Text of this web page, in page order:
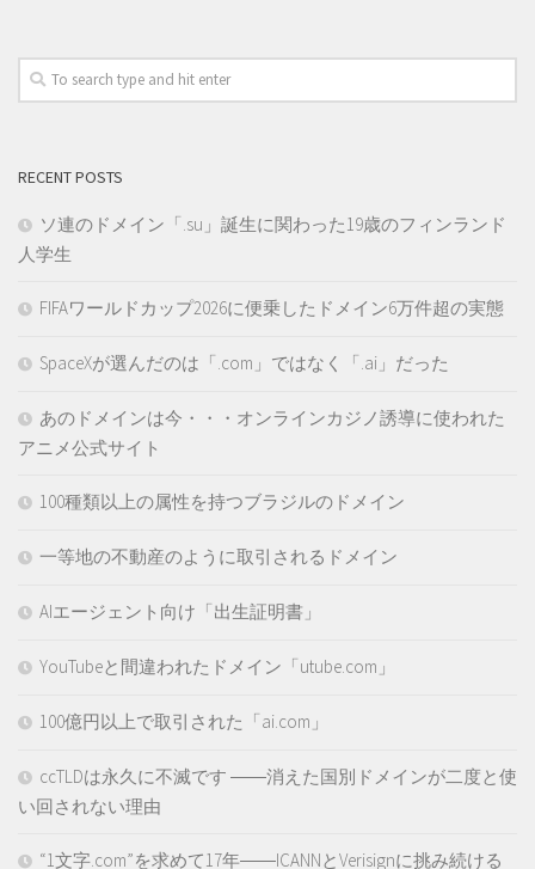
RECENT POSTS
ソ連のドメイン「.su」誕生に関わった19歳のフィンランド
人学生
FIFAワールドカップ2026に便乗したドメイン6万件超の実態
SpaceXが選んだのは「.com」ではなく「.ai」だった
あのドメインは今・・・オンラインカジノ誘導に使われた
アニメ公式サイト
100種類以上の属性を持つブラジルのドメイン
一等地の不動産のように取引されるドメイン
AIエージェント向け「出生証明書」
YouTubeと間違われたドメイン「utube.com」
100億円以上で取引された「ai.com」
ccTLDは永久に不滅です ――消えた国別ドメインが二度と使
い回されない理由
“1文字.com”を求めて17年――ICANNとVerisignに挑み続ける